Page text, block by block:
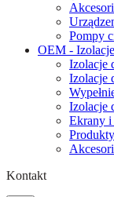
Pompy
OEM -
Izolacje
Izolacje
Izolacje
Ekrany i
Kontakt